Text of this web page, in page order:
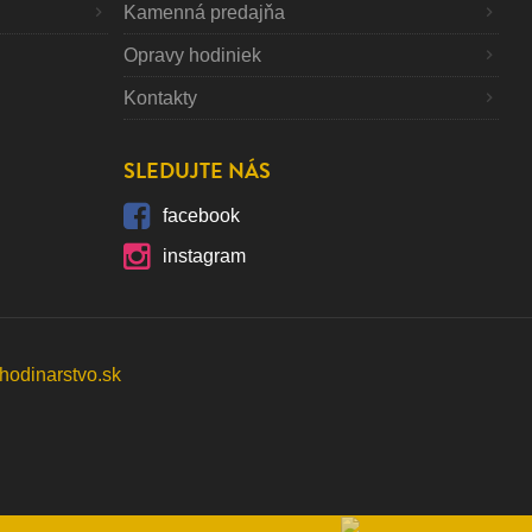
Kamenná predajňa
Opravy hodiniek
Kontakty
SLEDUJTE NÁS
facebook
instagram